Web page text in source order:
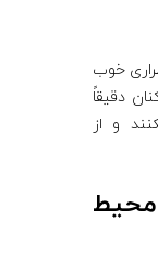
خوب
دقیقاً
و از
محیط